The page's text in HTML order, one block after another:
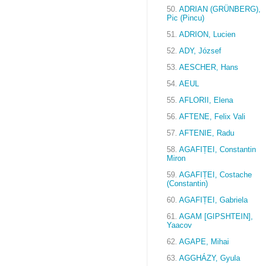
50. ADRIAN (GRÜNBERG),
Pic (Pincu)
51. ADRION, Lucien
52. ADY, József
53. AESCHER, Hans
54. AEUL
55. AFLORII, Elena
56. AFTENE, Felix Vali
57. AFTENIE, Radu
58. AGAFIȚEI, Constantin
Miron
59. AGAFIȚEI, Costache
(Constantin)
60. AGAFIȚEI, Gabriela
61. AGAM [GIPSHTEIN],
Yaacov
62. AGAPE, Mihai
63. AGGHÁZY, Gyula